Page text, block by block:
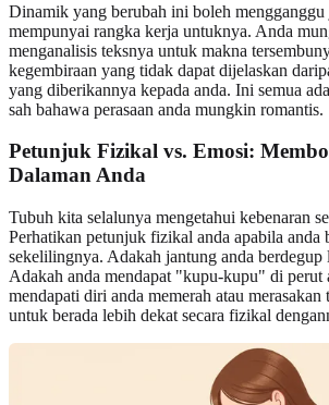
Dinamik yang berubah ini boleh
mempunyai rangka kerja untuknya. Anda
menganalisis teksnya untuk makna
kegembiraan yang tidak dapat dijelaskan
yang diberikannya kepada anda. Ini semua
sah bahawa perasaan anda mungkin romantis.
Petunjuk Fizikal vs. Emosi:
Dalaman Anda
Tubuh kita selalunya mengetahui kebenaran
Perhatikan petunjuk fizikal anda apabila anda
sekelilingnya. Adakah jantung anda berdegup
Adakah anda mendapat "kupu-kupu" di perut
mendapati diri anda memerah atau
untuk berada lebih dekat secara fizikal